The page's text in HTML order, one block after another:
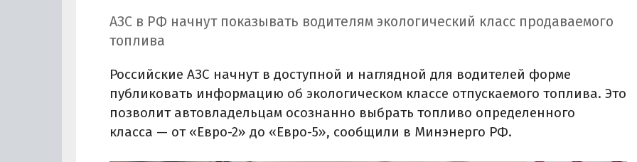
АЗС в РФ начнут показывать водителям экологический класс продаваемого
топлива
Российские АЗС начнут в доступной и наглядной для водителей форме
публиковать информацию об экологическом классе отпускаемого топлива. Это
позволит автовладельцам осознанно выбрать топливо определенного
класса — от «Евро-2» до «Евро-5», сообщили в Минэнерго РФ.